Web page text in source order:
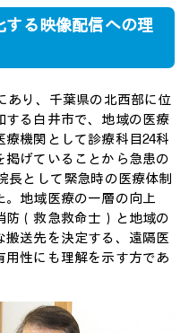
する映像配信への理
あり、千葉県の北西部に位
る白井市で、地域の医療
機関として診療科目24科
げていることから急患の
長として緊急時の医療体制
地域医療の一層の向上
（救急救命士）と地域の
送先を決定する、遠隔医
性にも理解を示す方であ